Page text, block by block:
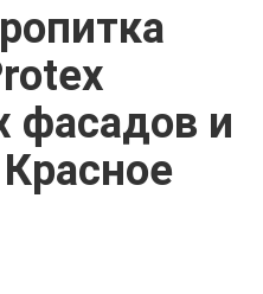
фасадов и